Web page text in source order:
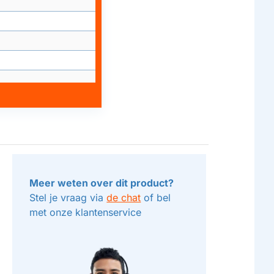
Meer weten over dit product?
Stel je vraag viade chat of bel
met onze klantenservice